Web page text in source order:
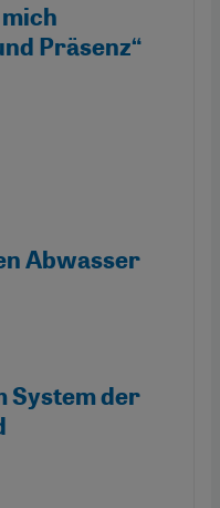
Präsenz“
Abwasser
System der